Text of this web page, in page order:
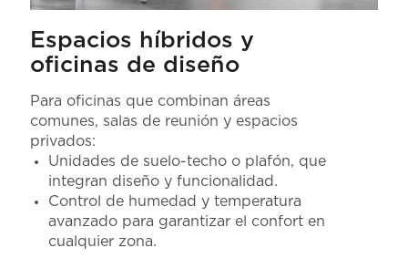
Espacios híbridos y
oficinas de diseño
Para oficinas que combinan áreas
comunes, salas de reunión y espacios
privados:
Unidades de suelo-techo o plafón, que
integran diseño y funcionalidad.
Control de humedad y temperatura
avanzado para garantizar el confort en
cualquier zona.